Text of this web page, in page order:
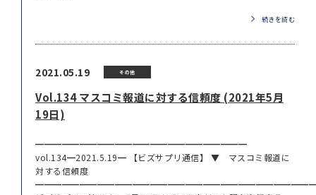
続きを読む
2021.05.19 その他
Vol.134 マスコミ報道に対する信頼度 (2021年5月
19日)
━━━━━━━━━━━━━━━━━━━━━━━━
vol.134━2021.5.19━ 【ビズサプリ通信】 ▼ マスコミ報道に
対する信頼度